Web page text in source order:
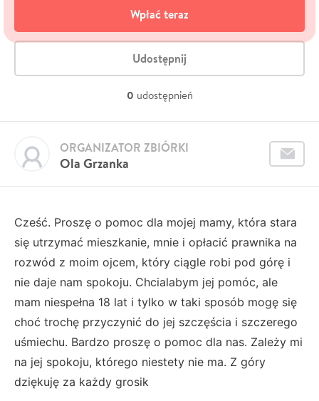
Wpłać teraz
Udostępnij
0 udostępnień
Ola Grzanka
ORGANIZATOR ZBIÓRKI
Cześć. Proszę o pomoc dla mojej mamy, która stara
się utrzymać mieszkanie, mnie i opłacić prawnika na
rozwód z moim ojcem, który ciągle robi pod górę i
nie daje nam spokoju. Chcialabym jej pomóc, ale
mam niespełna 18 lat i tylko w taki sposób mogę się
choć trochę przyczynić do jej szczęścia i szczerego
uśmiechu. Bardzo proszę o pomoc dla nas. Zależy mi
na jej spokoju, którego niestety nie ma. Z góry
dziękuję za każdy grosik